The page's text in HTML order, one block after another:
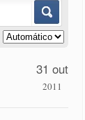
31 out
2011